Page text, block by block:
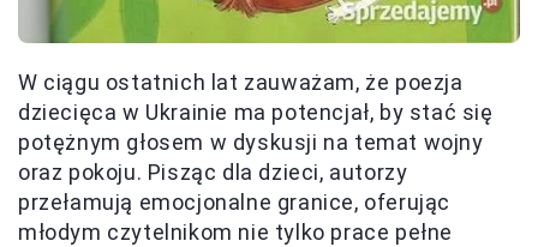
W ciągu ostatnich lat zauważam, że poezja
dziecięca w Ukrainie ma potencjał, by stać się
potężnym głosem w dyskusji na temat wojny
oraz pokoju. Pisząc dla dzieci, autorzy
przełamują emocjonalne granice, oferując
młodym czytelnikom nie tylko prace pełne